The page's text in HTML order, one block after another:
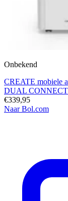
Onbekend
CREATE mobiele
DUAL
€339,95
Naar Bol.com